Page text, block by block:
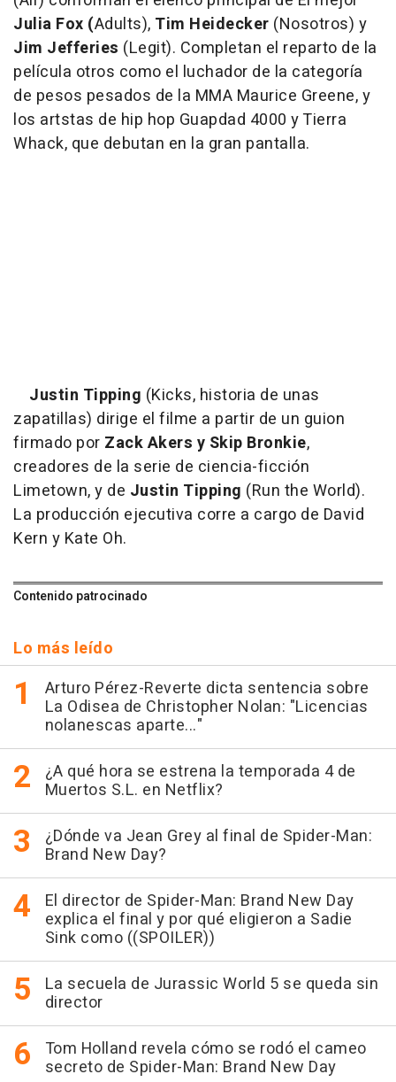
Julia Fox (Adults), Tim Heidecker (Nosotros) y
Jim Jefferies (Legit). Completan el reparto de la
película otros como el luchador de la categoría
de pesos pesados de la MMA Maurice Greene, y
los artstas de hip hop Guapdad 4000 y Tierra
Whack, que debutan en la gran pantalla.
Justin Tipping (Kicks, historia de unas
zapatillas) dirige el filme a partir de un guion
firmado por Zack Akers y Skip Bronkie,
creadores de la serie de ciencia-ficción
Limetown, y de Justin Tipping (Run the World).
La producción ejecutiva corre a cargo de David
Kern y Kate Oh.
Contenido patrocinado
Lo más leído
Arturo Pérez-Reverte dicta sentencia sobre
La Odisea de Christopher Nolan: "Licencias
nolanescas aparte..."
¿A qué hora se estrena la temporada 4 de
Muertos S.L. en Netflix?
¿Dónde va Jean Grey al final de Spider-Man:
Brand New Day?
El director de Spider-Man: Brand New Day
explica el final y por qué eligieron a Sadie
Sink como ((SPOILER))
La secuela de Jurassic World 5 se queda sin
director
Tom Holland revela cómo se rodó el cameo
secreto de Spider-Man: Brand New Day